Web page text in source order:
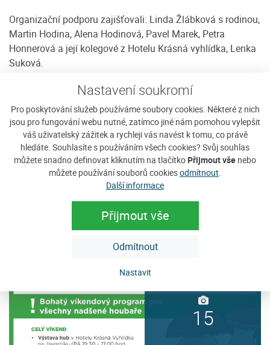
Nastavení soukromí
Pro poskytování služeb používáme soubory cookies. Některé z nich
jsou pro fungování webu nutné, zatímco jiné nám pomohou vylepšit
váš uživatelský zážitek a rychleji vás navést k tomu, co právě
hledáte. Souhlasíte s používáním všech cookies? Svůj souhlas
můžete snadno definovat kliknutím na tlačítko Přijmout vše nebo
můžete používání souborů cookiesodmítnout
Další informace
Přijmout vše
Odmítnout
Nastavit
Organizační podporu zajišťovali: Linda Žlábková s rodinou,
Martin Hodina, Alena Hodinová, Pavel Marek, Petra
Honnerová a její kolegové z Hotelu Krásná vyhlídka, Lenka
Suková.
Finanční podpora: Zdeněk Daňha, PAF Ekosport, spol. s r.o.,
(DOT/54/12/024187/2024) a Jiřího Venclíka - rybicka.cz,
který daroval cenu pro vítěze Miss hřib.
Děkujeme účastníkům za návštěvu, přejme si „Ať rostou“ a
věříme, že příští ročník bude minimálně stejně úspěšný,
15